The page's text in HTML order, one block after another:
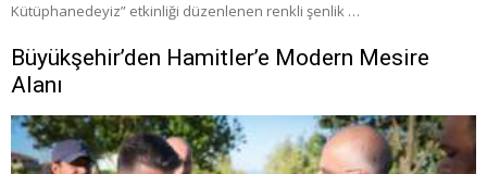
Kütüphanedeyiz” etkinliği düzenlenen renkli şenlik …
Büyükşehir’den Hamitler’e Modern Mesire
Alanı